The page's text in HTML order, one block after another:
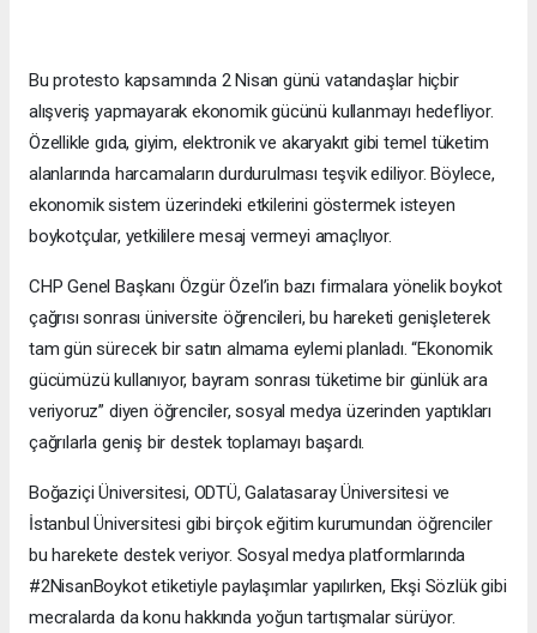
Bu protesto kapsamında 2 Nisan günü vatandaşlar hiçbir
alışveriş yapmayarak ekonomik gücünü kullanmayı hedefliyor.
Özellikle gıda, giyim, elektronik ve akaryakıt gibi temel tüketim
alanlarında harcamaların durdurulması teşvik ediliyor. Böylece,
ekonomik sistem üzerindeki etkilerini göstermek isteyen
boykotçular, yetkililere mesaj vermeyi amaçlıyor.
CHP Genel Başkanı Özgür Özel’in bazı firmalara yönelik boykot
çağrısı sonrası üniversite öğrencileri, bu hareketi genişleterek
tam gün sürecek bir satın almama eylemi planladı. “Ekonomik
gücümüzü kullanıyor, bayram sonrası tüketime bir günlük ara
veriyoruz” diyen öğrenciler, sosyal medya üzerinden yaptıkları
çağrılarla geniş bir destek toplamayı başardı.
Boğaziçi Üniversitesi, ODTÜ, Galatasaray Üniversitesi ve
İstanbul Üniversitesi gibi birçok eğitim kurumundan öğrenciler
bu harekete destek veriyor. Sosyal medya platformlarında
#2NisanBoykot etiketiyle paylaşımlar yapılırken, Ekşi Sözlük gibi
mecralarda da konu hakkında yoğun tartışmalar sürüyor.